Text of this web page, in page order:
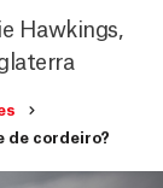
Hawkings,
de cordeiro?